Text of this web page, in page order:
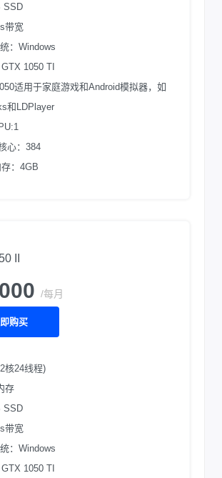
SSD
带宽
：Windows
1050 TI
适用于家庭游戏和Android模拟器，如
和LDPlayer
心：384
：4GB
II
/每月
购买
核24线程)
存
SSD
带宽
：Windows
1050 TI